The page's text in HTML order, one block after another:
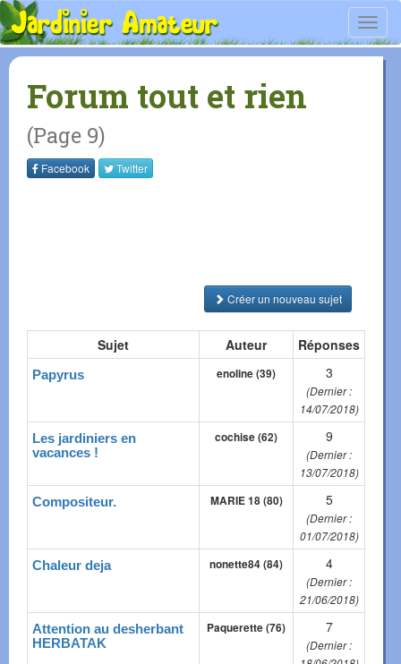
Forum tout et rien
(Page 9)
Facebook Twitter
Créer un nouveau sujet
Sujet Auteur Réponses
Papyrus enoline (39) 3
(Dernier :
14/07/2018)
Les jardiniers en
vacances !
cochise (62) 9
(Dernier :
13/07/2018)
Compositeur. MARIE 18 (80) 5
(Dernier :
01/07/2018)
Chaleur deja nonette84 (84) 4
(Dernier :
21/06/2018)
Attention au desherbant
HERBATAK
Paquerette (76) 7
(Dernier :